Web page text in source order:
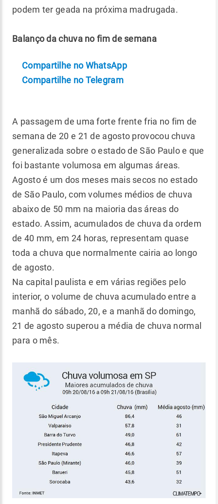
podem ter geada na próxima madrugada.
Balanço da chuva no fim de semana
Compartilhe no WhatsApp
Compartilhe no Telegram
A passagem de uma forte frente fria no fim de
semana de 20 e 21 de agosto provocou chuva
generalizada sobre o estado de São Paulo e que
foi bastante volumosa em algumas áreas.
Agosto é um dos meses mais secos no estado
de São Paulo, com volumes médios de chuva
abaixo de 50 mm na maioria das áreas do
estado. Assim, acumulados de chuva da ordem
de 40 mm, em 24 horas, representam quase
toda a chuva que normalmente cairia ao longo
de agosto.
Na capital paulista e em várias regiões pelo
interior, o volume de chuva acumulado entre a
manhã do sábado, 20, e a manhã do domingo,
21 de agosto superou a média de chuva normal
para o mês.